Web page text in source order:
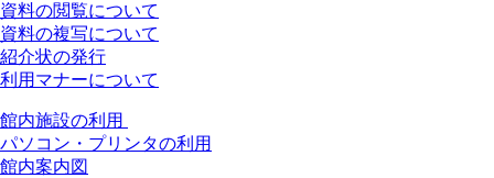
資料の閲覧について
資料の複写について
紹介状の発行
利用マナーについて
館内施設の利用
パソコン・プリンタの利用
館内案内図